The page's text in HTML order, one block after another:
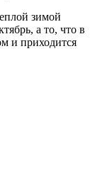
зимой
а то, что в
и приходится